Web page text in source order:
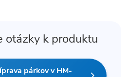
otázky k produktu
párkov v HM-